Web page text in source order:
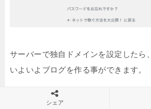
サーバーで独自ドメインを設定したら、
いよいよブログを作る事ができます。
でも、このままだとブログを作るのは、
シェア